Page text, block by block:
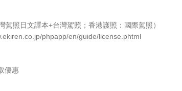
照日文譯本+台灣駕照；香港護照：國際駕照）
phpapp/en/guide/license.phtml
優惠